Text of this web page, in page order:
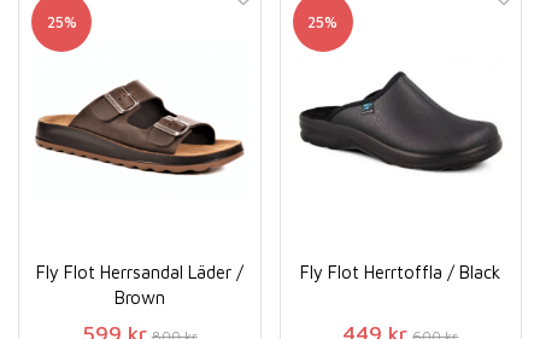
25%
Fly Flot Herrsandal Läder /
Brown
599 kr
25%
Fly Flot Herrtoffla / Black
449 kr